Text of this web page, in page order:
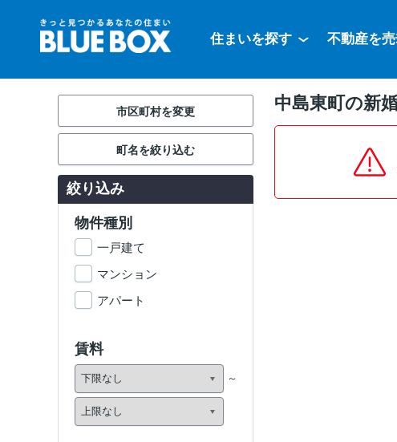
住まいを探す 不動産を
中島東町の新
市区町村を変更
町名を絞り込む
絞り込み
物件種別
一戸建て
マンション
アパート
賃料